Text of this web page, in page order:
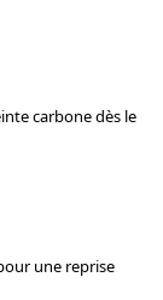
carbone dès le
une reprise